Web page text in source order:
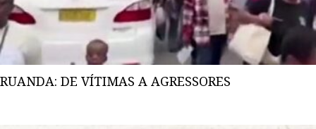
RUANDA: DE VÍTIMAS A AGRESSORES